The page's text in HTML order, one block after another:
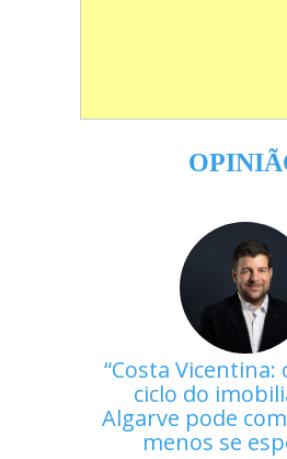
Costa Vicentina:
ciclo do
Algarve pode
menos se